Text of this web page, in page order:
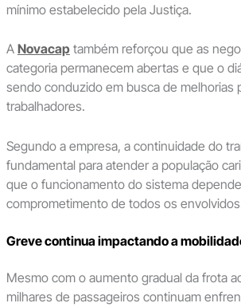
mínimo estabelecido pela Justiça.
A Novacaptambém reforçou que as
categoria permanecem abertas e que o
sendo conduzido em busca de melhorias
trabalhadores.
Segundo a empresa, a continuidade do
fundamental para atender a população
que o funcionamento do sistema
comprometimento de todos os
Greve continua impactando a
Mesmo com o aumento gradual da frota
milhares de passageiros continuam